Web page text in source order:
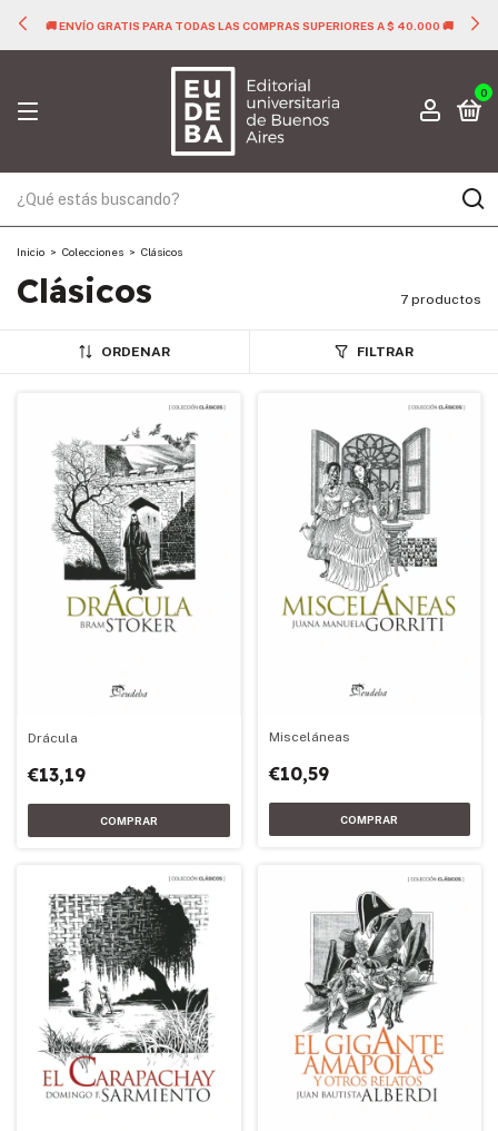
🚚 ENVÍO GRATIS PARA TODAS LAS COMPRAS SUPERIORES A $ 40.000 🚚
0
Inicio > Colecciones > Clásicos
Clásicos 7 productos
ORDENAR FILTRAR
Drácula
€13,19
Misceláneas
€10,59